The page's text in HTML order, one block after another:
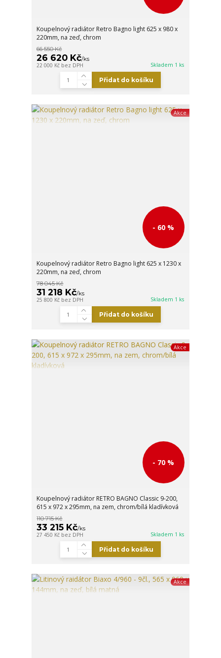
Koupelnový radiátor Retro Bagno light 625 x 980 x
220mm, na zeď, chrom
66 550 Kč
26 620 Kč/ks
22 000 Kč bez DPH Skladem 1 ks
Přidat do košíku
Akce
- 60 %
Koupelnový radiátor Retro Bagno light 625 x 1230 x
220mm, na zeď, chrom
78 045 Kč
31 218 Kč/ks
25 800 Kč bez DPH Skladem 1 ks
Přidat do košíku
Akce
- 70 %
Koupelnový radiátor RETRO BAGNO Classic 9-200,
615 x 972 x 295mm, na zem, chrom/bílá kladívková
110 715 Kč
33 215 Kč/ks
27 450 Kč bez DPH Skladem 1 ks
Přidat do košíku
Akce